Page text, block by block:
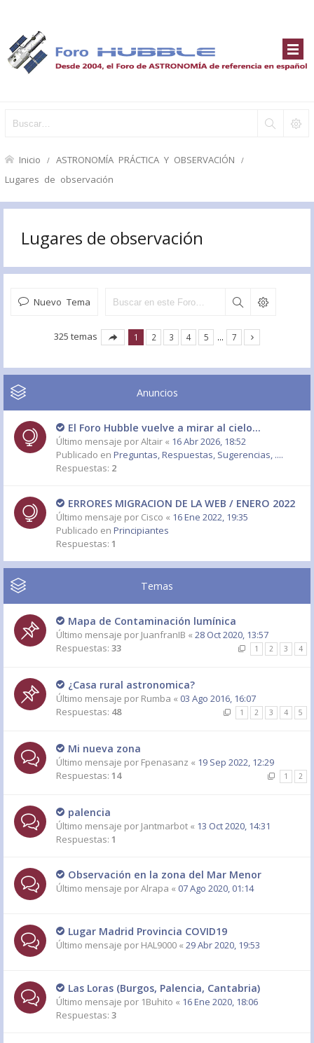
Inicio ASTRONOMÍA PRÁCTICA Y OBSERVACIÓN
Lugares de observación
Lugares de observación
Nuevo Tema
325 temas 1 2 3 4 5 … 7
Anuncios
El Foro Hubble vuelve a mirar al cielo...
Último mensaje porAltair « 16 Abr 2026, 18:52
Publicado en Preguntas, Respuestas, Sugerencias, ....
Respuestas: 2
ERRORES MIGRACION DE LA WEB / ENERO 2022
Último mensaje por Cisco « 16 Ene 2022, 19:35
Publicado en Principiantes
Respuestas: 1
Temas
Mapa de Contaminación lumínica
Último mensaje por JuanfranIB « 28 Oct 2020, 13:57
Respuestas: 33 1 2 3 4
¿Casa rural astronomica?
Último mensaje por Rumba « 03 Ago 2016, 16:07
Respuestas: 48 1 2 3 4 5
Mi nueva zona
Último mensaje por Fpenasanz « 19 Sep 2022, 12:29
Respuestas: 14 1 2
palencia
Último mensaje por Jantmarbot « 13 Oct 2020, 14:31
Respuestas: 1
Observación en la zona del Mar Menor
Último mensaje porAlrapa « 07 Ago 2020, 01:14
Lugar Madrid Provincia COVID19
Último mensaje por HAL9000 « 29 Abr 2020, 19:53
Las Loras (Burgos, Palencia, Cantabria)
Último mensaje por 1Buhito « 16 Ene 2020, 18:06
Respuestas: 3